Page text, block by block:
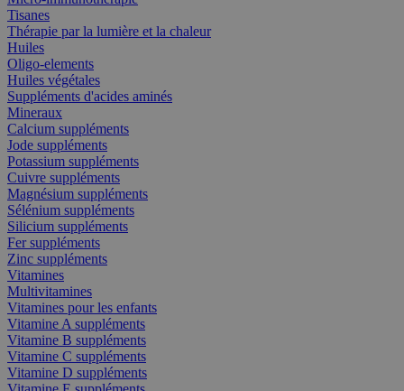
Tisanes
Thérapie par la lumière et la chaleur
Huiles
Oligo-elements
Huiles végétales
Suppléments d'acides aminés
Mineraux
Calcium suppléments
Jode suppléments
Potassium suppléments
Cuivre suppléments
Magnésium suppléments
Sélénium suppléments
Silicium suppléments
Fer suppléments
Zinc suppléments
Vitamines
Multivitamines
Vitamines pour les enfants
Vitamine A suppléments
Vitamine B suppléments
Vitamine C suppléments
Vitamine D suppléments